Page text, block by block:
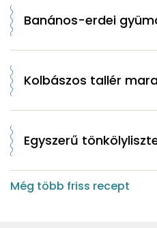
Banános-erdei
Kolbászos tallér
Egyszerű
Még több friss recept